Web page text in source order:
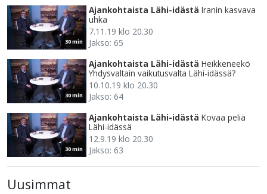
30 min
Ajankohtaista Lähi-idästä Iranin kasvava
uhka
7.11.19 klo 20.30
Jakso: 65
30 min
Ajankohtaista Lähi-idästä Heikkeneekö
Yhdysvaltain vaikutusvalta Lähi-idässä?
10.10.19 klo 20.30
Jakso: 64
30 min
Ajankohtaista Lähi-idästä Kovaa peliä
Lähi-idässä
12.9.19 klo 20.30
Jakso: 63
Uusimmat